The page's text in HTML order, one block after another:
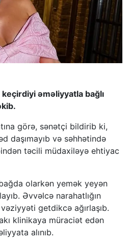
əməliyyatla bağlı
görə, sənətçi bildirib ki,
daşımayıb və səhhətində
təcili müdaxiləyə ehtiyac
olarkən yemək yeyən
Əvvəlcə narahatlığın
getdikcə ağırlaşıb.
klinikaya müraciət edən
alınıb.